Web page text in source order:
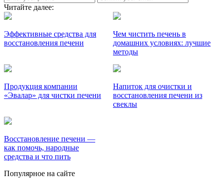
Читайте далее:
Эффективные средства для
восстановления печени
Чем чистить печень в
домашних условиях: лучшие
методы
Продукция компании
«Эвалар» для чистки печени
Напиток для очистки и
восстановления печени из
свеклы
Восстановление печени —
как помочь, народные
средства и что пить
Популярное на сайте